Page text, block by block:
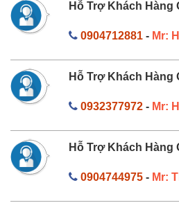
Hỗ Trợ Khách Hàng
0904712881- Mr:
Hỗ Trợ Khách Hàng
0932377972- Mr:
Hỗ Trợ Khách Hàng
0904744975- Mr: